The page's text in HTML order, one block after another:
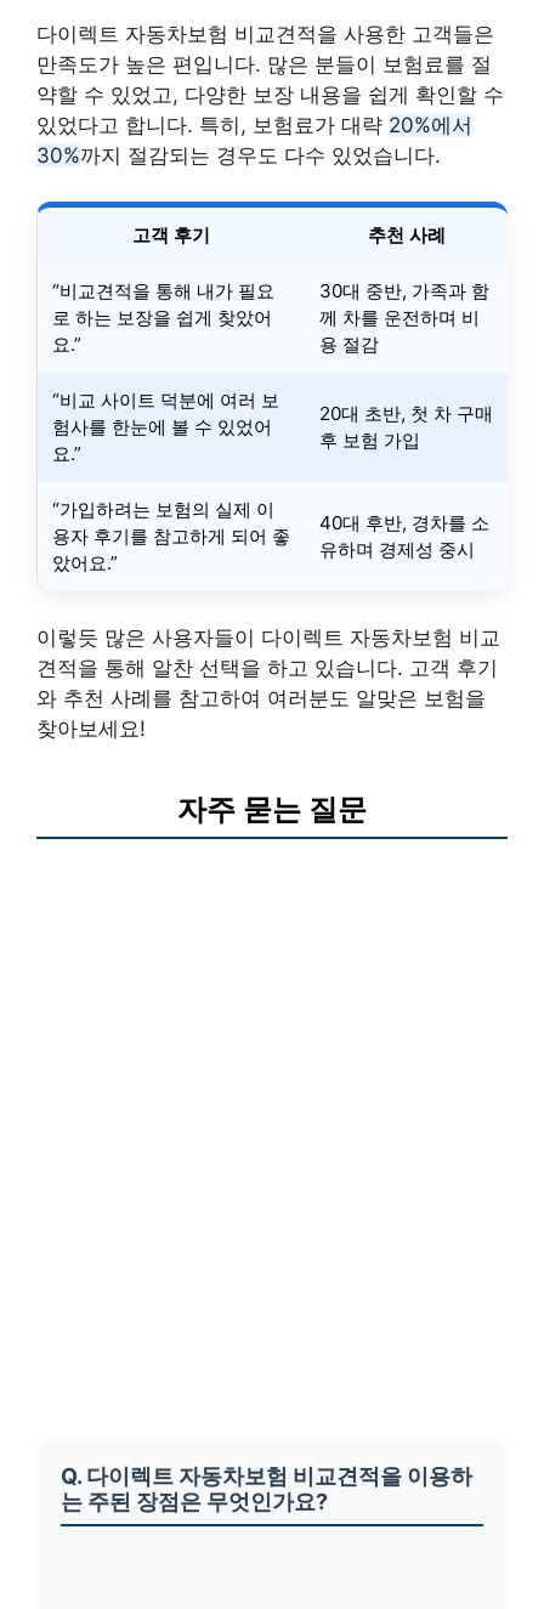
다이렉트 자동차보험 비교견적을 사용한 고객들은
만족도가 높은 편입니다. 많은 분들이 보험료를 절
약할 수 있었고, 다양한 보장 내용을 쉽게 확인할 수
있었다고 합니다. 특히, 보험료가 대략 20%에서
30%까지 절감되는 경우도 다수 있었습니다.
고객 후기 추천 사례
“비교견적을 통해 내가 필요
로 하는 보장을 쉽게 찾았어
요.”
30대 중반, 가족과 함
께 차를 운전하며 비
용 절감
“비교 사이트 덕분에 여러 보
험사를 한눈에 볼 수 있었어
요.”
20대 초반, 첫 차 구매
후 보험 가입
“가입하려는 보험의 실제 이
용자 후기를 참고하게 되어 좋
았어요.”
40대 후반, 경차를 소
유하며 경제성 중시
이렇듯 많은 사용자들이 다이렉트 자동차보험 비교
견적을 통해 알찬 선택을 하고 있습니다. 고객 후기
와 추천 사례를 참고하여 여러분도 알맞은 보험을
찾아보세요!
자주 묻는 질문
Q. 다이렉트 자동차보험 비교견적을 이용하
는 주된 장점은 무엇인가요?